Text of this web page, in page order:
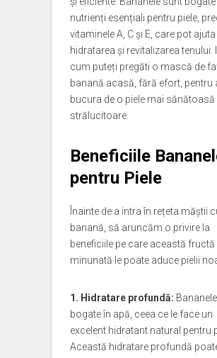
nutrienți esențiali pentru piele,
vitaminele A, C și E, care pot ajuta
hidratarea și revitalizarea tenului.
cum puteți pregăti o mască de
banană acasă, fără efort, pentru
bucura de o piele mai sănătoasă
strălucitoare.
Beneficiile
pentru Piele
Înainte de a intra în rețeta măștii
banană, să aruncăm o privire la
beneficiile pe care această fructă
minunată le poate aduce pielii
1. Hidratare profundă:
bogate în apă, ceea ce le face un
excelent hidratant natural pentru
Această hidratare profundă